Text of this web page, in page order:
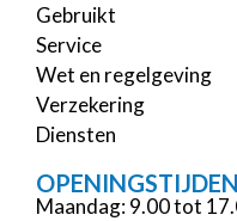
Gebruikt
Service
Wet en regelgeving
Verzekering
Diensten
OPENINGSTIJDEN
Maandag: 9.00 tot